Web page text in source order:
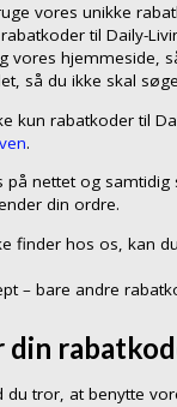
vores unikke
til Daily-
vores hjemmeside,
så du ikke skal
kun rabatkoder til
.
på nettet og
din ordre.
finder hos os, kan
– bare andre
din
tror, at benytte